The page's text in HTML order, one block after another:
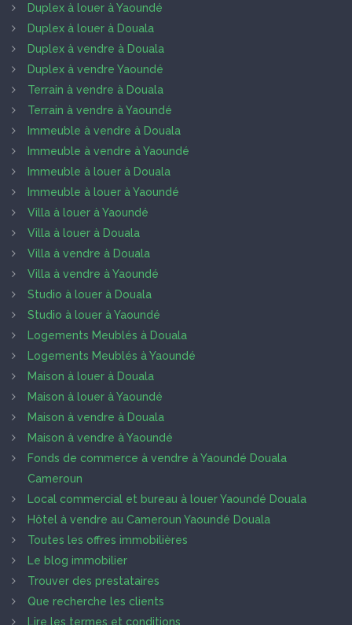
Duplex à louer à Yaoundé
Duplex à louer à Douala
Duplex à vendre à Douala
Duplex à vendre Yaoundé
Terrain à vendre à Douala
Terrain à vendre à Yaoundé
Immeuble à vendre à Douala
Immeuble à vendre à Yaoundé
Immeuble à louer à Douala
Immeuble à louer à Yaoundé
Villa à louer à Yaoundé
Villa à louer à Douala
Villa à vendre à Douala
Villa à vendre à Yaoundé
Studio à louer à Douala
Studio à louer à Yaoundé
Logements Meublés à Douala
Logements Meublés à Yaoundé
Maison à louer à Douala
Maison à louer à Yaoundé
Maison à vendre à Douala
Maison à vendre à Yaoundé
Fonds de commerce à vendre à Yaoundé Douala
Cameroun
Local commercial et bureau à louer Yaoundé Douala
Hôtel à vendre au Cameroun Yaoundé Douala
Toutes les offres immobilières
Le blog immobilier
Trouver des prestataires
Que recherche les clients
Lire les termes et conditions